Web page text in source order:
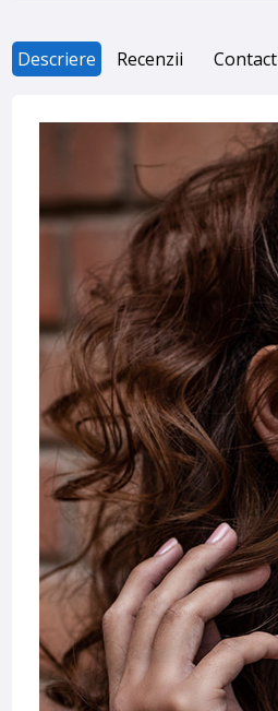
Descriere Recenzii Contact